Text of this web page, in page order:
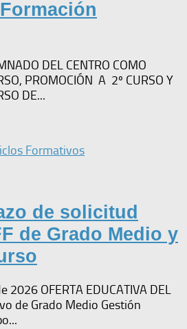
DEL CENTRO COMO
PROMOCIÓN A 2º CURSO Y
DE...
Formativos
de solicitud
de Grado Medio y
2026 OFERTA EDUCATIVA DEL
de Grado Medio Gestión